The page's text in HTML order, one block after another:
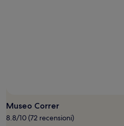
condizioni
aggiuntive.
Museo Correr
8.8/10 (72 recensioni)